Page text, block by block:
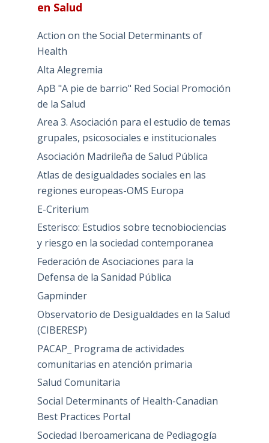
en Salud
Action on the Social Determinants of
Health
Alta Alegremia
ApB "A pie de barrio" Red Social Promoción
de la Salud
Area 3. Asociación para el estudio de temas
grupales, psicosociales e institucionales
Asociación Madrileña de Salud Pública
Atlas de desigualdades sociales en las
regiones europeas-OMS Europa
E-Criterium
Esterisco: Estudios sobre tecnobiociencias
y riesgo en la sociedad contemporanea
Federación de Asociaciones para la
Defensa de la Sanidad Pública
Gapminder
Observatorio de Desigualdades en la Salud
(CIBERESP)
PACAP_ Programa de actividades
comunitarias en atención primaria
Salud Comunitaria
Social Determinants of Health-Canadian
Best Practices Portal
Sociedad Iberoamericana de Pediagogía